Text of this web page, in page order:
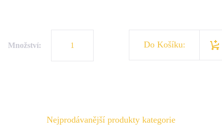
Množství: Do Košíku:
Nejprodávanější produkty kategorie